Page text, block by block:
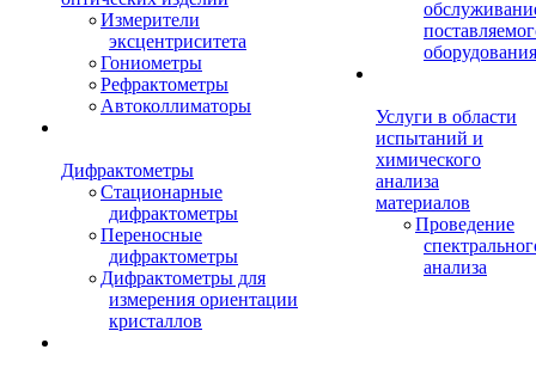
Измерители
эксцентриситета
Гониометры
Рефрактометры
Автоколлиматоры
Дифрактометры
Стационарные
дифрактометры
Переносные
дифрактометры
Дифрактометры для
измерения ориентации
кристаллов
оборудования
Услуги в области
испытаний и
химического
анализа
материалов
Проведение
анализа